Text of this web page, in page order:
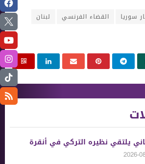
سوريا القضاء الفرنسي
لبنان
يلتقي نظيره التركي في أنقرة